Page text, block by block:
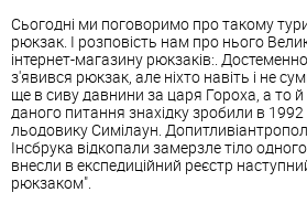
Сьогодні ми поговоримо про такому
рюкзак. І розповість нам про нього
інтернет-магазину рюкзаків:.
з'явився рюкзак, але ніхто навіть і не
ще в сиву давнини за царя Гороха, а то
даного питання знахідку зробили в
льодовику Симілаун.
Інсбрука відкопали замерзле тіло
внесли в експедиційний реєстр
рюкзаком".